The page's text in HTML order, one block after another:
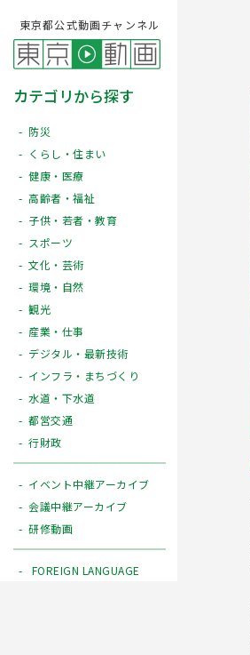
東京都公式動画チャンネル
カテゴリから探す
防災
くらし・住まい
健康・医療
高齢者・福祉
子供・若者・教育
スポーツ
文化・芸術
環境・自然
観光
産業・仕事
デジタル・最新技術
インフラ・まちづくり
水道・下水道
都営交通
行財政
イベント中継アーカイブ
会議中継アーカイブ
研修動画
FOREIGN LANGUAGE